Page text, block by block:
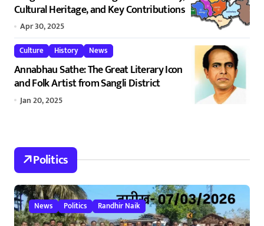
Cultural Heritage, and Key Contributions
Apr 30, 2025
Culture History News
Annabhau Sathe: The Great Literary Icon
and Folk Artist from Sangli District
Jan 20, 2025
Politics
News Politics Randhir Naik